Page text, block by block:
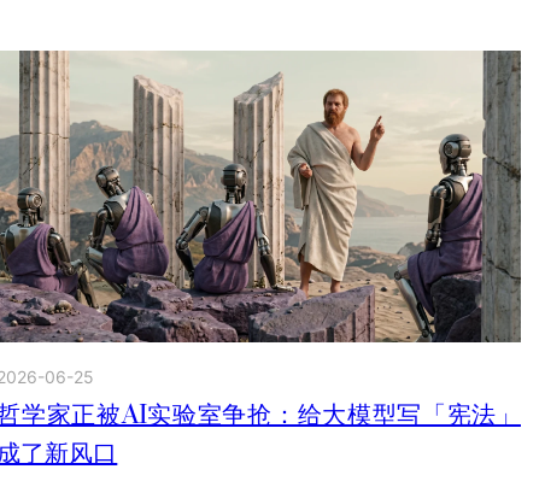
06-25
学家正被AI实验室争抢：给大模型写「宪法」
了新风口